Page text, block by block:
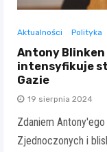
Aktualności Polityka
Antony Blinken
intensyfikuje
Gazie
19 sierpnia 2024
Zdaniem
Zjednoczonych i